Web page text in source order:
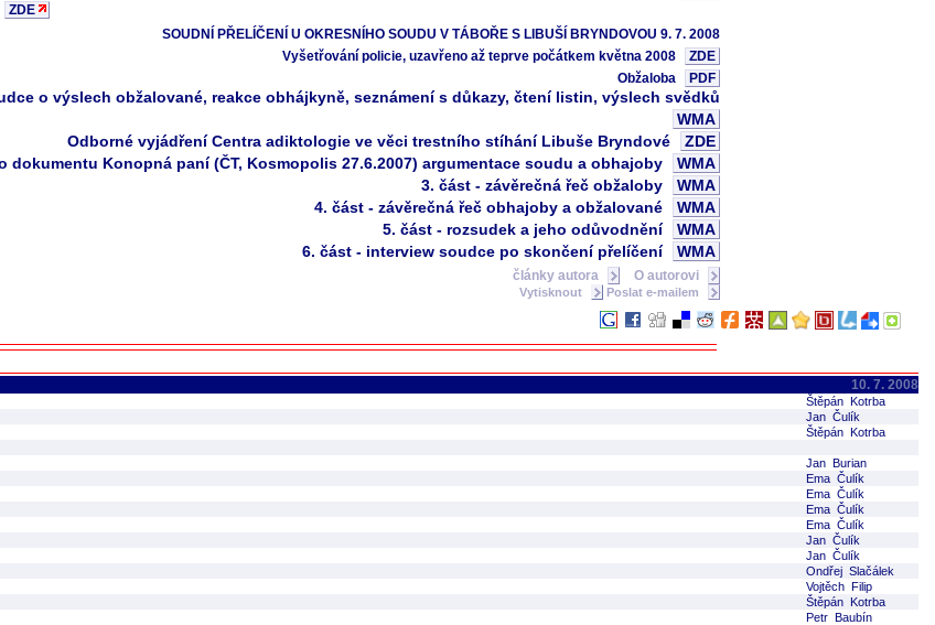
ZDE
SOUDNÍ PŘELÍČENÍ U OKRESNÍHO SOUDU V TÁBOŘE S LIBUŠÍ BRYNDOVOU 9. 7. 2008
Vyšetřování policie, uzavřeno až teprve počátkem května 2008
ZDE
Obžaloba
PDF
o výslech obžalované, reakce obhájkyně, seznámení s důkazy, čtení listin, výslech svědků
WMA
Odborné vyjádření Centra adiktologie ve věci trestního stíhání Libuše Bryndové
ZDE
dokumentu Konopná paní (ČT, Kosmopolis 27.6.2007) argumentace soudu a obhajoby
WMA
3. část - závěrečná řeč obžaloby
WMA
4. část - závěrečná řeč obhajoby a obžalované
WMA
5. část - rozsudek a jeho odůvodnění
WMA
6. část - interview soudce po skončení přelíčení
WMA
články autora O autorovi
Vytisknout Poslat e-mailem
10. 7. 2008
Štěpán Kotrba
Jan Čulík
Štěpán Kotrba
Jan Burian
Ema Čulík
Ema Čulík
Ema Čulík
Ema Čulík
Jan Čulík
Jan Čulík
Ondřej Slačálek
Vojtěch Filip
Štěpán Kotrba
Petr Baubín